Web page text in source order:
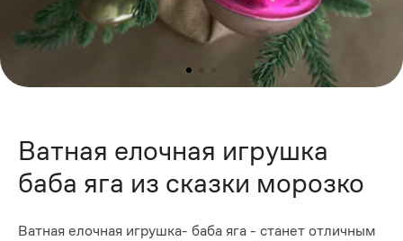
Ватная елочная игрушка
баба яга из сказки морозко
Ватная елочная игрушка- баба яга - станет отличным